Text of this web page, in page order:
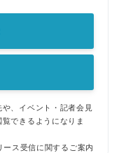
、イベント・記者会見
できるようになりま
ース受信に関するご案内